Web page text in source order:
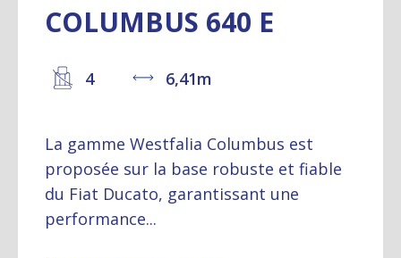
COLUMBUS 640 E
4 6,41m
La gamme Westfalia Columbus est
proposée sur la base robuste et fiable
du Fiat Ducato, garantissant une
performance...